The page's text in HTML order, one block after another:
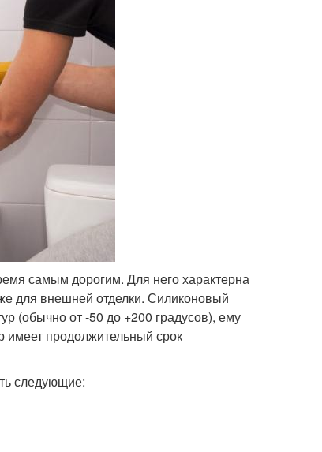
для ванной
герметик
душевых Герметик для душевой
Герметик для швов
самым дорогим. Для него характерна
для внешней отделки. Силиконовый
(обычно от -50 до +200 градусов), ему
продолжительный срок
следующие: